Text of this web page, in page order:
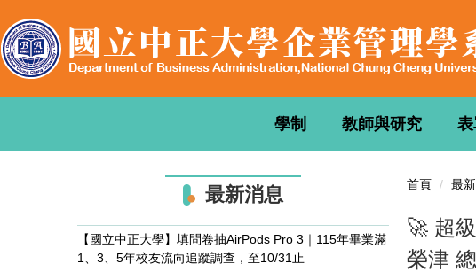
到
主
要
學制 教師與研究
最新消息
【國立中正大學】填問卷抽AirPods Pro 3｜115年畢業滿
1、3、5年校友流向追蹤調查，至10/31止
首頁 最
🚀 超
榮津